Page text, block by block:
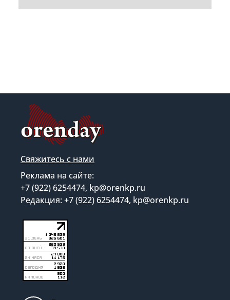
Свяжитесь с нами
Реклама на сайте:
+7 (922) 6254474, kp@orenkp.ru
Редакция: +7 (922) 6254474, kp@orenkp.ru